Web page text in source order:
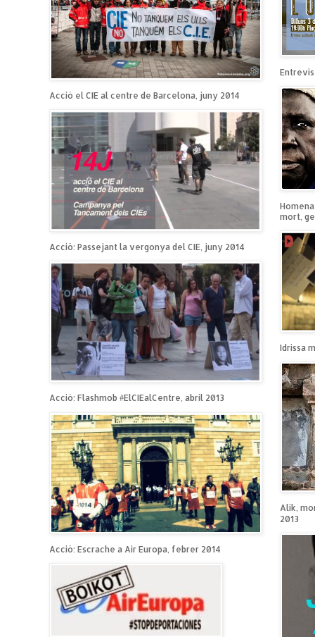
Acció el CIE al centre de Barcelona, juny 2014
Acció: Passejant la vergonya del CIE, juny 2014
Acció: Flashmob #ElCIEalCentre, abril 2013
Acció: Escrache a Air Europa, febrer 2014
mort,
Idrissa
Alik,
2013